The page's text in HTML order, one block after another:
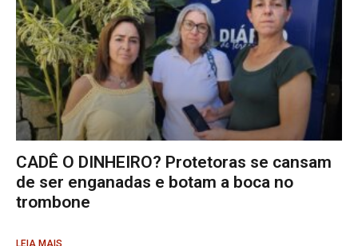
CADÊ O DINHEIRO? Protetoras se cansam
de ser enganadas e botam a boca no
trombone